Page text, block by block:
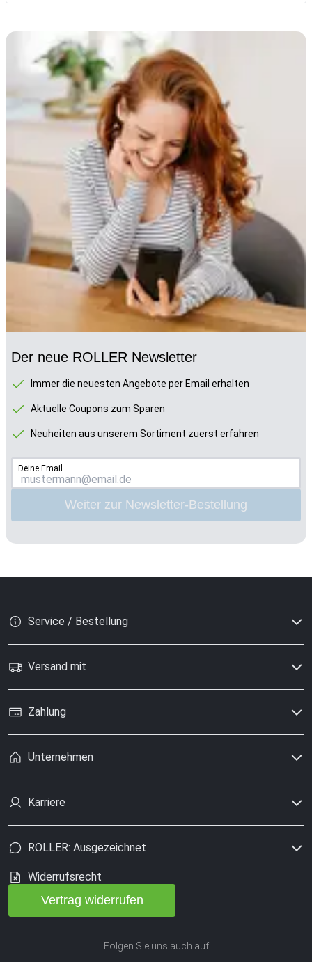
Der neue ROLLER Newsletter
Immer die neuesten Angebote per Email erhalten
Aktuelle Coupons zum Sparen
Neuheiten aus unserem Sortiment zuerst erfahren
Deine Email
Weiter zur Newsletter-Bestellung
Service / Bestellung
Versand mit
Zahlung
Unternehmen
Karriere
ROLLER: Ausgezeichnet
Widerrufsrecht
Vertrag widerrufen
Folgen Sie uns auch auf